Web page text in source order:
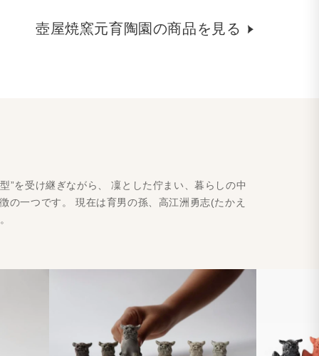
壺屋焼窯元育陶園の商品を見る
”を受け継ぎながら、 凜とした佇まい、暮らしの中
の一つです。 現在は育男の孫、高江洲勇志(たかえ